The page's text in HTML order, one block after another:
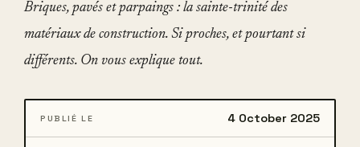
Briques, pavés et parpaings : la sainte-trinité des
matériaux de construction. Si proches, et pourtant si
différents. On vous explique tout.
PUBLIÉ LE 4 October 2025